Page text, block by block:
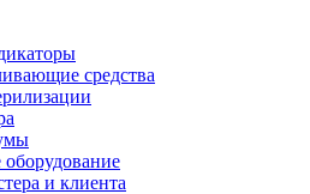
средства
оборудование
и клиента